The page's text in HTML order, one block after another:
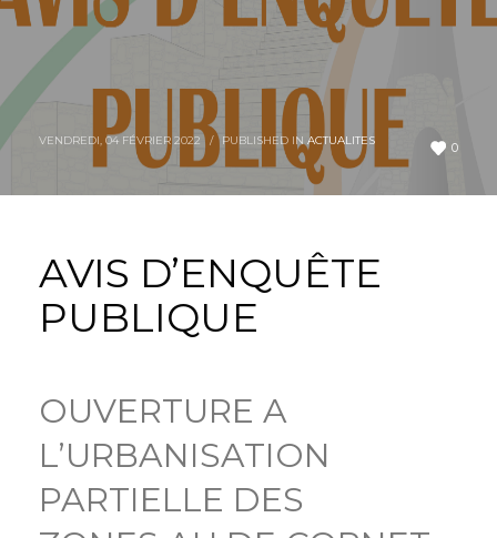
0
VENDREDI, 04 FÉVRIER 2022 / PUBLISHED IN ACTUALITES
AVIS D’ENQUÊTE
PUBLIQUE
OUVERTURE A
L’URBANISATION
PARTIELLE DES